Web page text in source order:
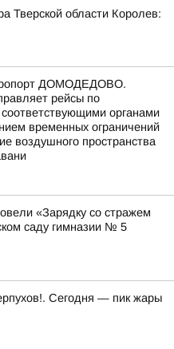
Тверской области Королев:
ДОМОДЕДОВО.
рейсы по
органами
временных ограничений
воздушного пространства
«Зарядку со стражем
саду гимназии № 5
Сегодня — пик жары